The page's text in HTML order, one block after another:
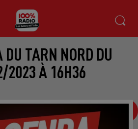
TARN NORD DU
2023 À 16H36